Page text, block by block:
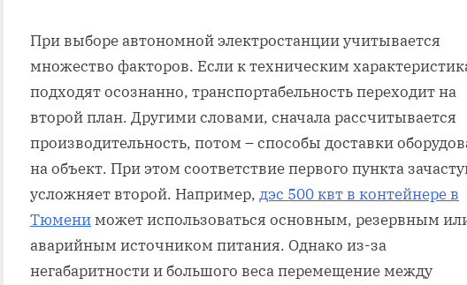
При выборе автономной электростанции учитывается
множество факторов. Если к техническим
подходят осознанно, транспортабельность переходит на
второй план. Другими словами, сначала рассчитывается
производительность, потом – способы доставки
на объект. При этом соответствие первого пункта
усложняет второй. Например, дэс 500 квт в контейнере в
Тюмениможет использоваться основным, резервным
аварийным источником питания. Однако из-за
негабаритности и большого веса перемещение между